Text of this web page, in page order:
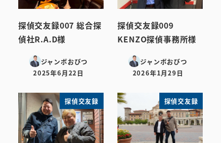
探偵交友録007 総合探
偵社R.A.D様
ジャンボおびつ
投稿日
2025年6月22日
探偵交友録009
KENZO探偵事務所様
ジャンボおびつ
投稿日
2026年1月29日
探偵交友録 探偵交友録